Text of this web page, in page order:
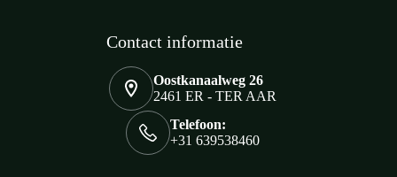
Contact informatie
Oostkanaalweg 26
2461 ER - TER AAR
Telefoon:
+31 639538460